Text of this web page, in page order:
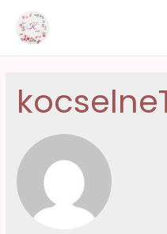
content